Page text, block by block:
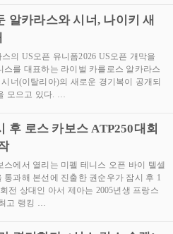
알카라스와 시너, 나이키 새
의 US오픈 유니폼2026 US오픈 개막을
스를 대표하는 라이벌 카를로스 알카라스
너(이탈리아)의 새로운 경기복이 공개되
모으고 있다. …
후 로스 카보스 ATP250대회
스에서 열리는 미펠 테니스 오픈 바이 텔셀
통과해 본선에 진출한 권순우가 잠시 후 1
전 상대인 아서 제아는 2005년생 프랑스
고 랭킹 …